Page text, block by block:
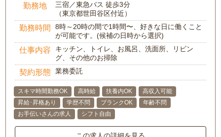
勤務地
三宿／東急バス 徒歩3分
（東京都世田谷区付近）
勤務時間
8時～20時の間で1時間〜、好きな日に働くこと
が可能です。(候補の日時から選択)
仕事内容
キッチン、トイレ、お風呂、洗面所、リビン
グ、その他のお掃除
契約形態 業務委託
スキマ時間勤務OK 高時給 扶養内OK
高収入可能
昇給･昇格あり
学歴不問 ブランクOK
年齢不問
お手伝いさんの求人
シフト自由